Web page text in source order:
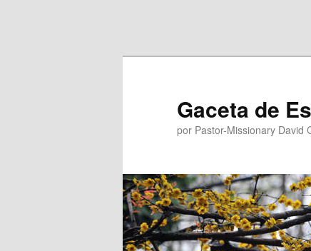
Gaceta de
por Pastor-Missionary David